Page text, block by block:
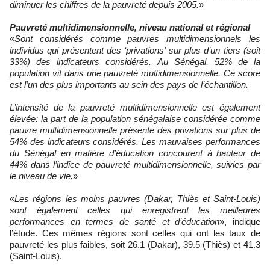
diminuer les chiffres de la pauvreté depuis 2005.»
Pauvreté multidimensionnelle, niveau national et régional
«Sont considérés comme pauvres multidimensionnels les
individus qui présentent des ‘privations’ sur plus d’un tiers (soit
33%) des indicateurs considérés. Au Sénégal, 52% de la
population vit dans une pauvreté multidimensionnelle. Ce score
est l’un des plus importants au sein des pays de l’échantillon.
L’intensité de la pauvreté multidimensionnelle est également
élevée: la part de la population sénégalaise considérée comme
pauvre multidimensionnelle présente des privations sur plus de
54% des indicateurs considérés. Les mauvaises performances
du Sénégal en matière d’éducation concourent à hauteur de
44% dans l’indice de pauvreté multidimensionnelle, suivies par
le niveau de vie.»
«Les régions les moins pauvres (Dakar, Thiès et Saint-Louis)
sont également celles qui enregistrent les meilleures
performances en termes de santé et d’éducation», indique
l’étude. Ces mêmes régions sont celles qui ont les taux de
pauvreté les plus faibles, soit 26.1 (Dakar), 39.5 (Thiès) et 41.3
(Saint-Louis).